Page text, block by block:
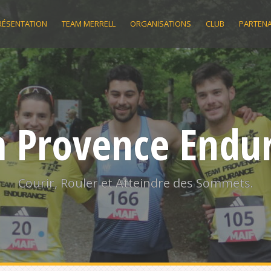
TEAM MERRELL ORGANISATIONS CLUB
Provence
Courir, Rouler et Atteindre des Sommets.